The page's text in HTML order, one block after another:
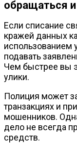
обращаться
Если списание
кражей данных
использованием
подавать
Чем быстрее вы
улики.
Полиция может
транзакциях и
мошенников.
дело не всегда
средств.